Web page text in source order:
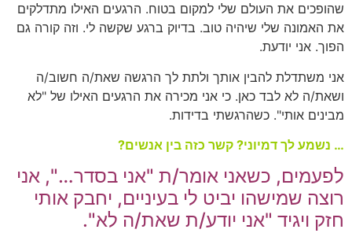
שהופכים את העולם שלי למקום בטוח. הרגעים האילו מתדלקים
את האמונה שלי שיהיה טוב. בדיוק ברגע שקשה לי. וזה קורה גם
הפוך. אני יודעת.
אני משתדלת להבין אותך ולתת לך הרגשה שאת/ה חשוב/ה
ושאת/ה לא לבד כאן. כי אני מכירה את הרגעים האילו של "לא
מבינים אותי". כשהרגשתי בדידות.
… נשמע לך דמיוני? קשר כזה בין אנשים?
לפעמים, כשאני אומר/ת "אני בסדר…", אני
רוצה שמישהו יביט לי בעיניים, יחבק אותי
חזק ויגיד "אני יודע/ת שאת/ה לא".